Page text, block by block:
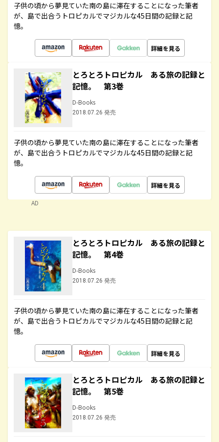
子供の頃から夢見ていた南の島に滞在することになった筆者
が、島で出合うトロピカルでマジカルな45日間の記録と記
憶。
詳細を見る
とろとろトロピカル ある旅の記録と
記憶。 第3巻
D-Books
2018.07.26 発売
子供の頃から夢見ていた南の島に滞在することになった筆者
が、島で出合うトロピカルでマジカルな45日間の記録と記
憶。
詳細を見る
AD
とろとろトロピカル ある旅の記録と
記憶。 第4巻
D-Books
2018.07.26 発売
子供の頃から夢見ていた南の島に滞在することになった筆者
が、島で出合うトロピカルでマジカルな45日間の記録と記
憶。
詳細を見る
とろとろトロピカル ある旅の記録と
記憶。 第5巻
D-Books
2018.07.26 発売